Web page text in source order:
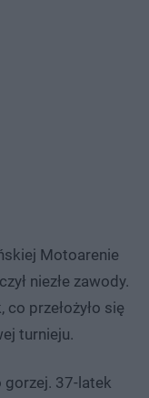
Motoarenie
niezłe zawody.
co przełożyło się
turnieju.
gorzej. 37-latek